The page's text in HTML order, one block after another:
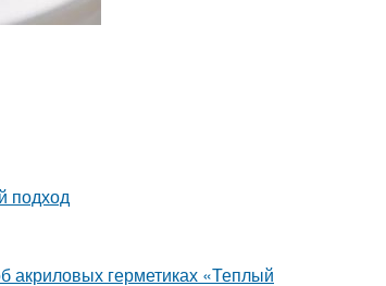
подход
акриловых герметиках «Теплый